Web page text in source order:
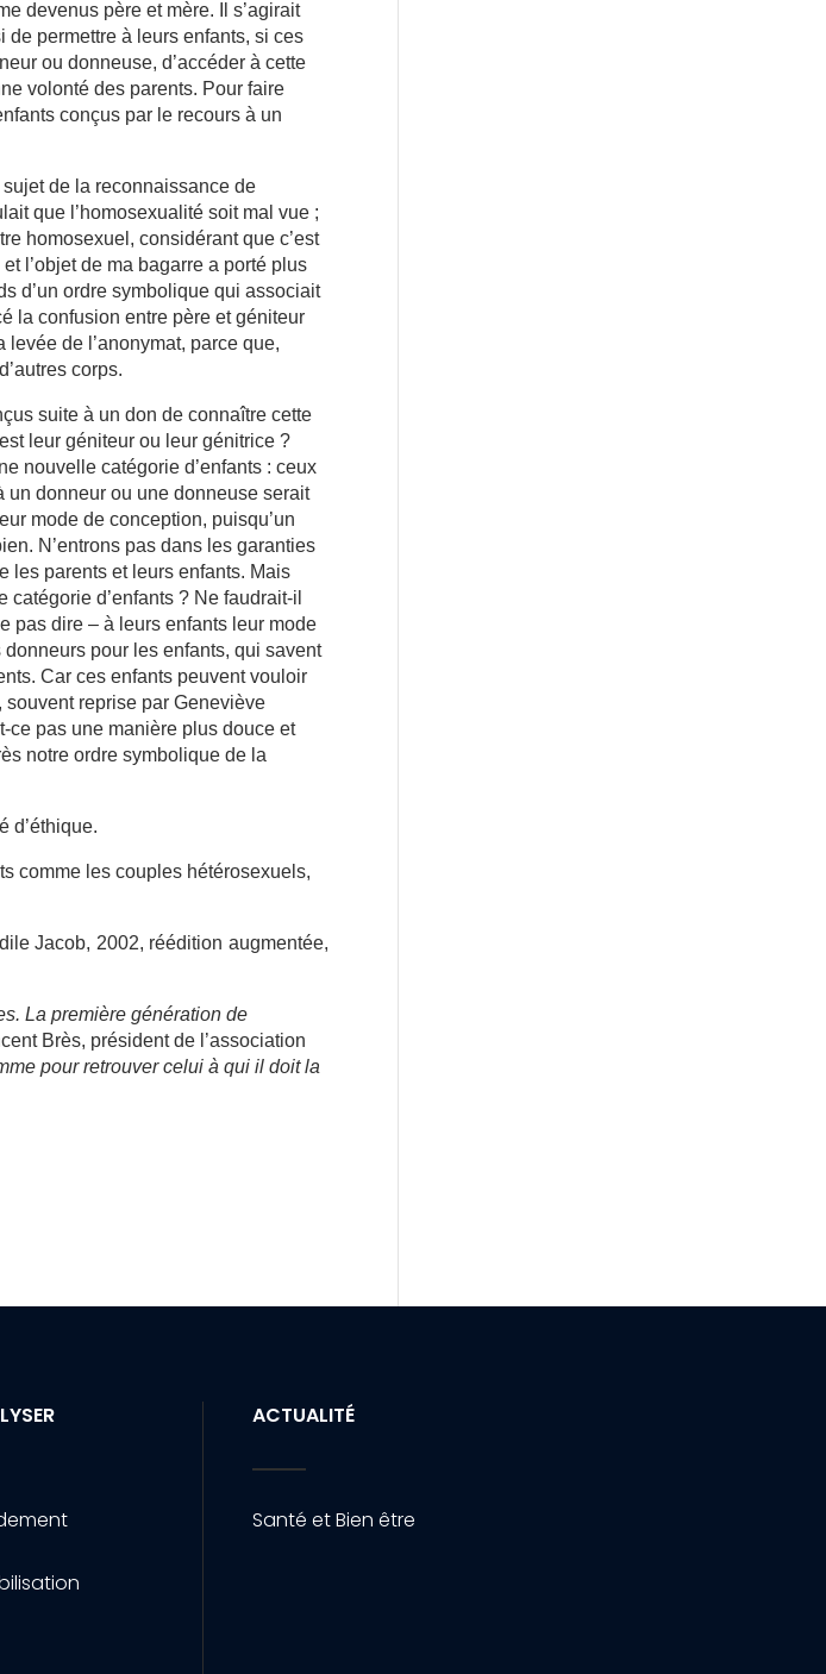
devenus père et mère. Il s’agirait
de permettre à leurs enfants, si ces
ou donneuse, d’accéder à cette
volonté des parents. Pour faire
conçus par le recours à un
de la reconnaissance de
que l’homosexualité soit mal vue ;
homosexuel, considérant que c’est
l’objet de ma bagarre a porté plus
d’un ordre symbolique qui associait
la confusion entre père et géniteur
de l’anonymat, parce que,
corps.
suite à un don de connaître cette
leur géniteur ou leur génitrice ?
nouvelle catégorie d’enfants : ceux
un donneur ou une donneuse serait
mode de conception, puisqu’un
N’entrons pas dans les garanties
les parents et leurs enfants. Mais
d’enfants ? Ne faudrait-il
pas dire – à leurs enfants leur mode
pour les enfants, qui savent
Car ces enfants peuvent vouloir
souvent reprise par Geneviève
ce pas une manière plus douce et
notre ordre symbolique de la
d’éthique.
comme les couples hétérosexuels,
Jacob, 2002, réédition augmentée,
La première génération de
Brès, président de l’association
pour retrouver celui à qui il doit la
ACTUALITÉ
Santé et Bien être